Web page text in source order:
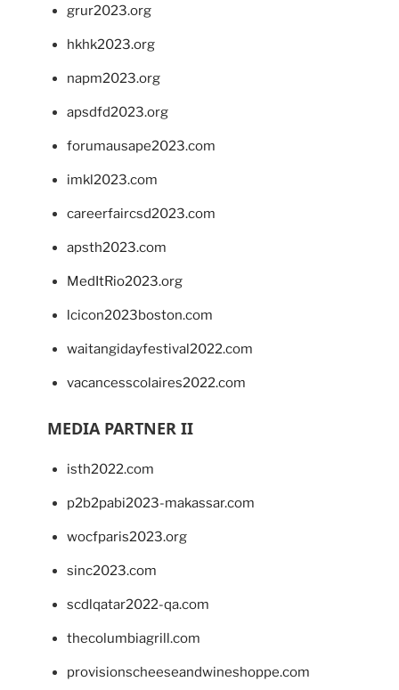
grur2023.org
hkhk2023.org
napm2023.org
apsdfd2023.org
forumausape2023.com
imkl2023.com
careerfaircsd2023.com
apsth2023.com
MedItRio2023.org
lcicon2023boston.com
waitangidayfestival2022.com
vacancesscolaires2022.com
MEDIA PARTNER II
isth2022.com
p2b2pabi2023-makassar.com
wocfparis2023.org
sinc2023.com
scdlqatar2022-qa.com
thecolumbiagrill.com
provisionscheeseandwineshoppe.com